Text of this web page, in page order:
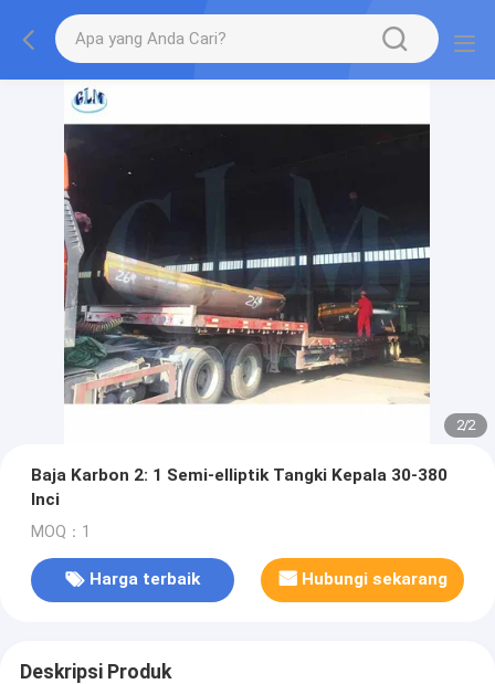
2/2
Baja Karbon 2: 1 Semi-elliptik Tangki Kepala 30-380
Inci
MOQ：1
Harga terbaik Hubungi sekarang
Deskripsi Produk